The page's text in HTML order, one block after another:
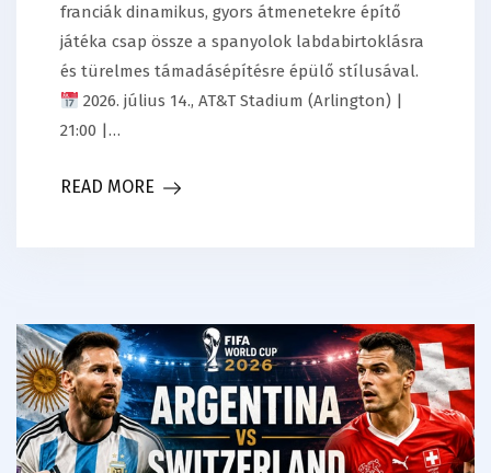
franciák dinamikus, gyors átmenetekre építő
játéka csap össze a spanyolok labdabirtoklásra
és türelmes támadásépítésre épülő stílusával.
2026. július 14., AT&T Stadium (Arlington) |
21:00 |…
READ MORE